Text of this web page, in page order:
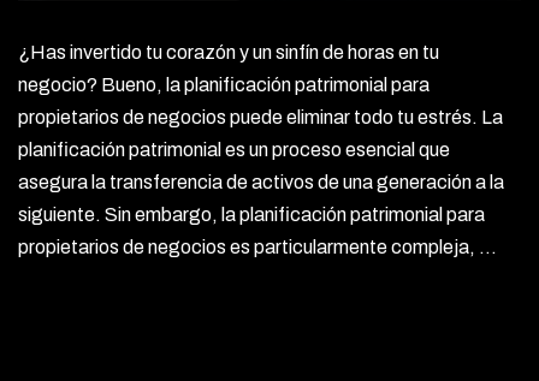
¿Has invertido tu corazón y un sinfín de horas en tu
negocio? Bueno, la planificación patrimonial para
propietarios de negocios puede eliminar todo tu estrés. La
planificación patrimonial es un proceso esencial que
asegura la transferencia de activos de una generación a la
siguiente. Sin embargo, la planificación patrimonial para
propietarios de negocios es particularmente compleja, …